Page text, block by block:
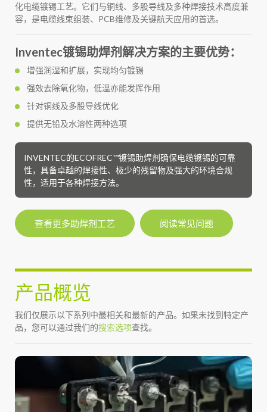
化电缆镀锡工艺。它们与铜线、多股导线及多种焊接技术高度兼
容，是电缆线束组装、PCB维修及关键航天应用的首选。
Inventec镀锡助焊剂解决方案的主要优势：
增强润湿和扩展，实现均匀镀锡
强效去除氧化物，低温亦能发挥作用
针对铜线及多股导线优化
提供无铅及水溶性两种选项
INVENTEC的ECOFREC™镀锡助焊剂确保电缆镀锡的可靠
性，具备卓越的焊接性、极少的残留物及强大的环境合规
性，适用于各种焊接方法。
查看更多助焊剂工艺 阅读常见问题
产品概览
我们仅展示以下系列中最相关和最新的产品。如果未找到特定产
品，您可以通过我们的搜索选项查找。